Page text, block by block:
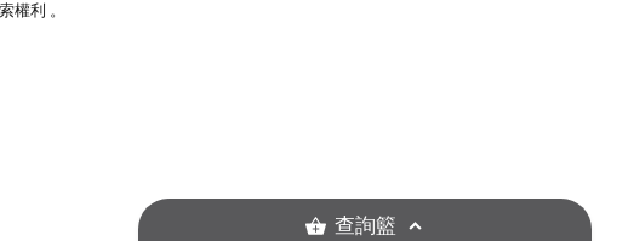
權利 。
查詢籃